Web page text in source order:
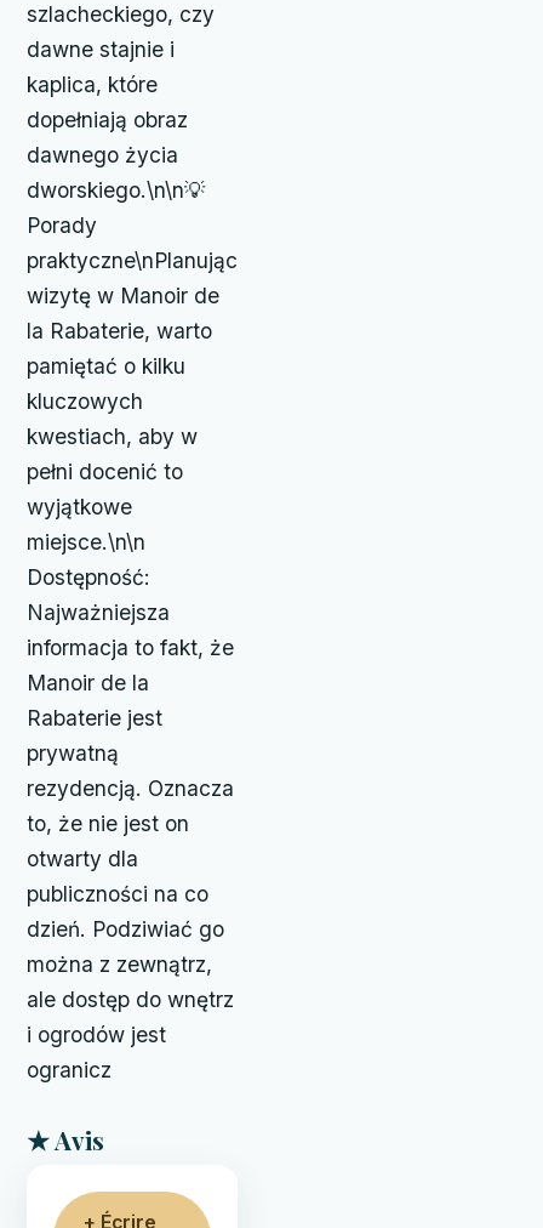
szlacheckiego, czy
dawne stajnie i
kaplica, które
dopełniają obraz
dawnego życia
dworskiego.\n\n💡
Porady
praktyczne\nPlanując
wizytę w Manoir de
la Rabaterie, warto
pamiętać o kilku
kluczowych
kwestiach, aby w
pełni docenić to
wyjątkowe
miejsce.\n\n
Dostępność:
Najważniejsza
informacja to fakt, że
Manoir de la
Rabaterie jest
prywatną
rezydencją. Oznacza
to, że nie jest on
otwarty dla
publiczności na co
dzień. Podziwiać go
można z zewnątrz,
ale dostęp do wnętrz
i ogrodów jest
ogranicz
★ Avis
+ Écrire